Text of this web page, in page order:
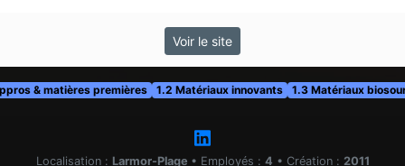
Voir le site
& matières premières 1.2 Matériaux innovants 1.3 Matériaux
Localisation : Larmor-Plage • Employés : 4 • Création : 2011